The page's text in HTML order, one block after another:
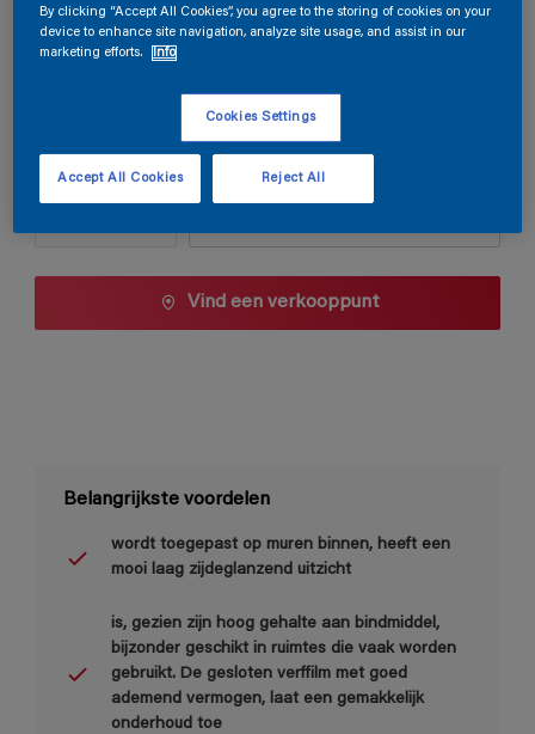
Kleur wijzigen
1 L
Aantal Verfcalculator
Vind een verkooppunt
Belangrijkste voordelen
wordt toegepast op muren binnen, heeft een
mooi laag zijdeglanzend uitzicht
is, gezien zijn hoog gehalte aan bindmiddel,
bijzonder geschikt in ruimtes die vaak worden
gebruikt. De gesloten verffilm met goed
ademend vermogen, laat een gemakkelijk
onderhoud toe
By clicking “Accept All Cookies”, you agree to the storing of cookies on your
device to enhance site navigation, analyze site usage, and assist in our
marketing efforts.
Info
Cookies Settings
Reject All
Accept All Cookies